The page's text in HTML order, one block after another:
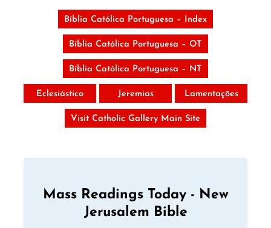
Bíblia Católica Portuguesa – Index
Bíblia Católica Portuguesa – OT
Bíblia Católica Portuguesa – NT
Eclesiástico Jeremias Lamentações
Visit Catholic Gallery Main Site
Mass Readings Today - New
Jerusalem Bible